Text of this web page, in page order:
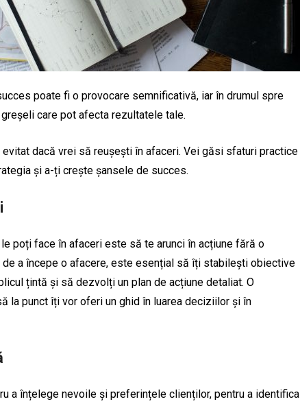
poate fi o provocare semnificativă, iar în drumul spre
care pot afecta rezultatele tale.
dacă vrei să reușești în afaceri. Vei găsi sfaturi practice
și a-ți crește șansele de succes.
poți face în afaceri este să te arunci în acțiune fără o
a începe o afacere, este esențial să îți stabilești obiective
țintă și să dezvolți un plan de acțiune detaliat. O
la punct îți vor oferi un ghid în luarea deciziilor și în
a înțelege nevoile și preferințele clienților, pentru a identifica